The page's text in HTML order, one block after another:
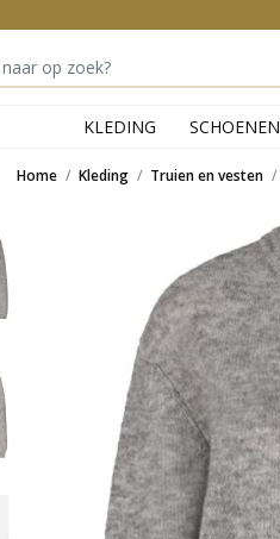
KLEDING SCHOENEN
Home Kleding Truien en vesten